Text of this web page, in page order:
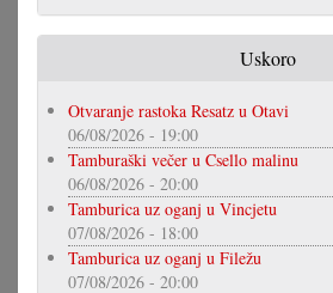
Uskoro
Otvaranje rastoka Resatz u Otavi
06/08/2026 - 19:00
Tamburaški večer u Csello malinu
06/08/2026 - 20:00
Tamburica uz oganj u Vincjetu
07/08/2026 - 18:00
Tamburica uz oganj u Filežu
07/08/2026 - 20:00